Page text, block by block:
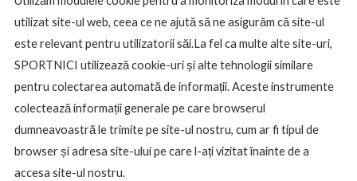
utilizat site-ul web, ceea ce ne ajută să ne asigurăm că site-ul
este relevant pentru utilizatorii săi.La fel ca multe alte site-uri,
SPORTNICI utilizează cookie-uri și alte tehnologii similare
pentru colectarea automată de informații. Aceste instrumente
colectează informații generale pe care browserul
dumneavoastră le trimite pe site-ul nostru, cum ar fi tipul de
browser și adresa site-ului pe care l-ați vizitat înainte de a
accesa site-ul nostru.